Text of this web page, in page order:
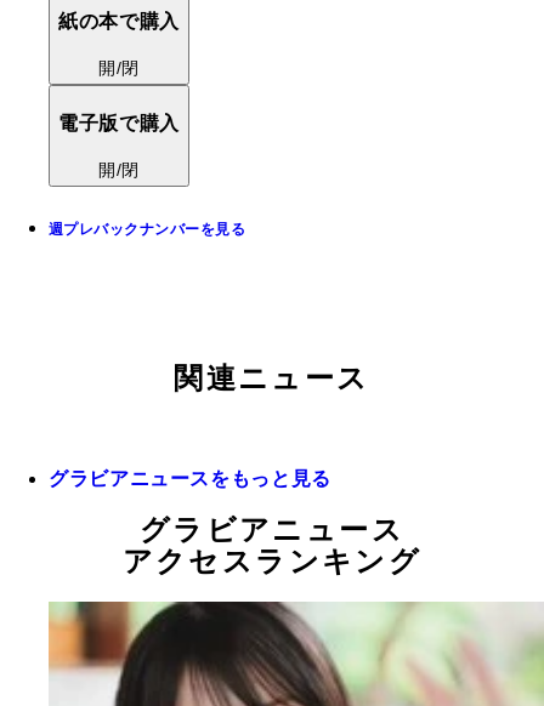
紙の本で購入
開/閉
電子版で購入
開/閉
週プレバックナンバーを見る
関連ニュース
グラビアニュースをもっと見る
グラビアニュース
アクセスランキング